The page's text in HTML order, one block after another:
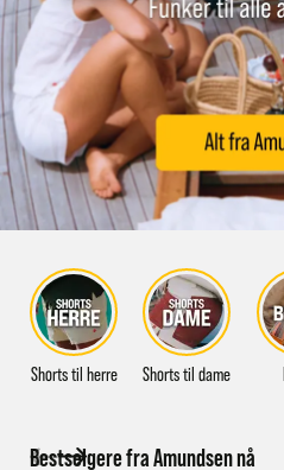
Shorts til herre Shorts til dame
Bestselgere fra Amundsen nå